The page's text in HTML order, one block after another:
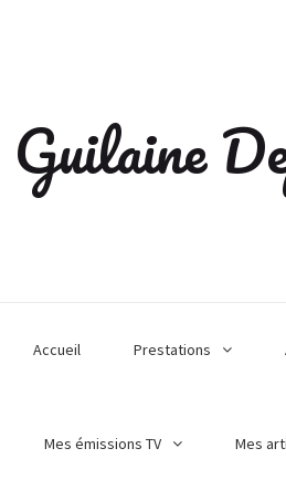
Guilaine
Accueil Prestations
Mes émissions TV Mes